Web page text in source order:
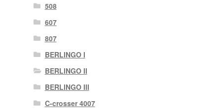
508
607
807
BERLINGO I
BERLINGO II
BERLINGO III
C-crosser 4007